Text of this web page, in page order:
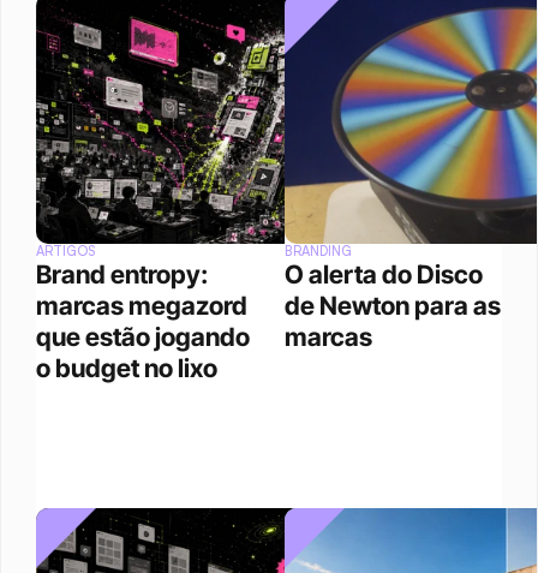
ARTIGOS
Brand entropy:
marcas megazord
que estão jogando
o budget no lixo
BRANDING
O alerta do Disco
de Newton para as
marcas